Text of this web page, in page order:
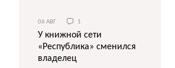
06 АВГ 1
У книжной сети
«Республика» сменился
владелец